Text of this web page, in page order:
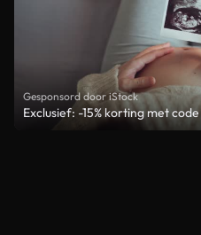
Gesponsord door iStock
Exclusief: -15% korting met code